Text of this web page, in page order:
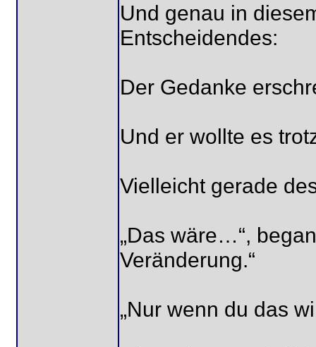
Und genau in
Entscheidendes:
Der Gedanke
Und er wollte es
Vielleicht gerade
„Das wäre…“,
Veränderung.“
„Nur wenn du das